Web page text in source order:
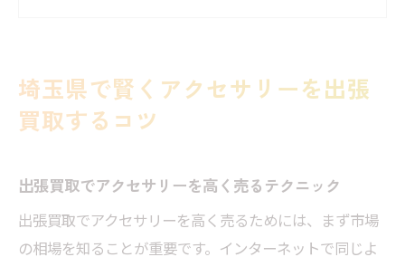
出張買取の流れを理解して安心取引
埼玉県での出張買取成功事例とポイント
アクセサリーの出張買取で埼玉県を選ぶ理由
時間を有効活用できる出張買取の魅力
埼玉県で賢くアクセサリーを出張
買取するコツ
出張買取でアクセサリーを高く売るテクニック
出張買取でアクセサリーを高く売るためには、まず市場
の相場を知ることが重要です。インターネットで同じよ